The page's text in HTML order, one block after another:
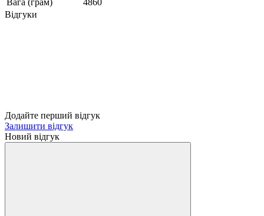
Відгуки
Додайте перший відгук
Залишити відгук
Новий відгук